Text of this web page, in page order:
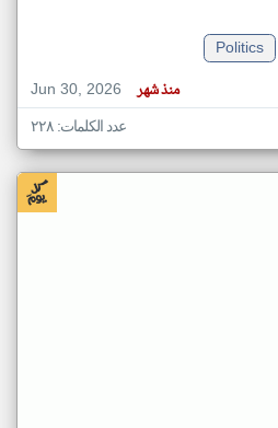
Politics
Jun 30, 2026
منذ شهر
عدد الكلمات: ٢٢٨